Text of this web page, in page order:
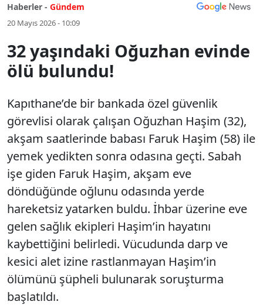
Haberler - Gündem
20 Mayıs 2026 - 10:09
32 yaşındaki Oğuzhan evinde
ölü bulundu!
Kapıthane’de bir bankada özel güvenlik
görevlisi olarak çalışan Oğuzhan Haşim (32),
akşam saatlerinde babası Faruk Haşim (58) ile
yemek yedikten sonra odasına geçti. Sabah
işe giden Faruk Haşim, akşam eve
döndüğünde oğlunu odasında yerde
hareketsiz yatarken buldu. İhbar üzerine eve
gelen sağlık ekipleri Haşim’in hayatını
kaybettiğini belirledi. Vücudunda darp ve
kesici alet izine rastlanmayan Haşim’in
ölümünü şüpheli bulunarak soruşturma
başlatıldı.